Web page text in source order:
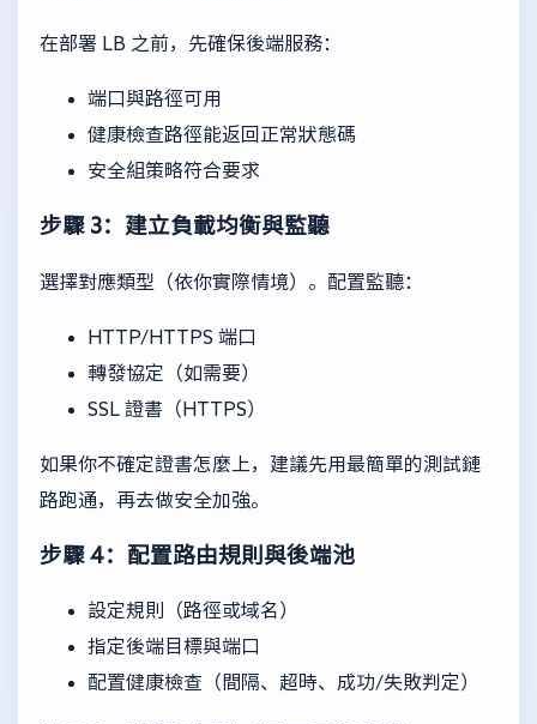
在部署 LB 之前，先確保後端服務：
端口與路徑可用
健康檢查路徑能返回正常狀態碼
安全組策略符合要求
步驟 3：建立負載均衡與監聽
選擇對應類型（依你實際情境）。配置監聽：
HTTP/HTTPS 端口
轉發協定（如需要）
SSL 證書（HTTPS）
如果你不確定證書怎麼上，建議先用最簡單的測試鏈
路跑通，再去做安全加強。
步驟 4：配置路由規則與後端池
設定規則（路徑或域名）
指定後端目標與端口
配置健康檢查（間隔、超時、成功/失敗判定）